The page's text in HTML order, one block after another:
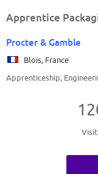
Apprentice
Procter & Gamble
Blois, France
Apprenticeship,